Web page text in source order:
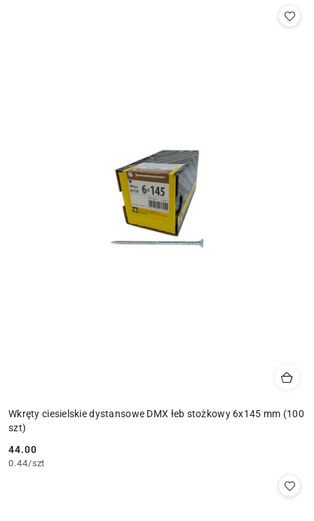
Wkręty ciesielskie dystansowe DMX łeb stożkowy 6x145 mm (100
szt)
Cena:
44.00
0.44/szt